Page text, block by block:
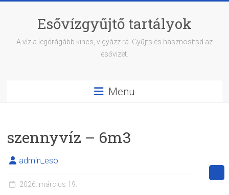
Esővízgyűjtő tartályok
A víz a legdrágább kincs, vigyázz rá. Gyűjts és hasznosítsd az
esővizet.
Menu
szennyvíz – 6m3
admin_eso
2026. március 19.